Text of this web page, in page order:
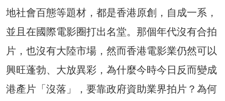
地社會百態等題材，都是香港原創，自成一系，
並且在國際電影圈打出名堂。那個年代沒有合拍
片，也沒有大陸市場，然而香港電影業仍然可以
興旺蓬勃、大放異彩，為什麼今時今日反而變成
港產片「沒落」，要靠政府資助業界拍片？為何